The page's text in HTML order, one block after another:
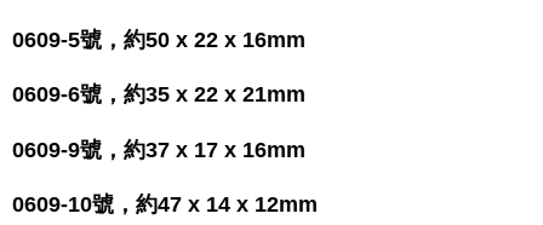
0609-5號，約50 x 22 x 16mm
0609-6號，約35 x 22 x 21mm
0609-9號，約37 x 17 x 16mm
0609-10號，約47 x 14 x 12mm